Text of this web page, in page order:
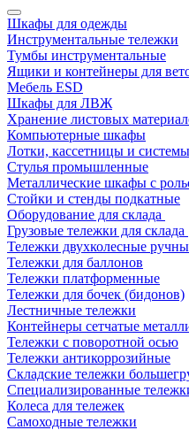
Шкафы для одежды
Инструментальные тележки
Тумбы инструментальные
Ящики и контейнеры для
Мебель ESD
Шкафы для ЛВЖ
Хранение листовых
Компьютерные шкафы
Лотки, кассетницы и
Стулья промышленные
Металлические шкафы с
Стойки и стенды подкатные
Оборудование для склада
Грузовые тележки для склада
Тележки двухколесные
Тележки для баллонов
Тележки платформенные
Тележки для бочек (бидонов)
Лестничные тележки
Контейнеры сетчатые
Тележки с поворотной осью
Тележки антикоррозийные
Складские тележки
Специализированные
Колеса для тележек
Самоходные тележки